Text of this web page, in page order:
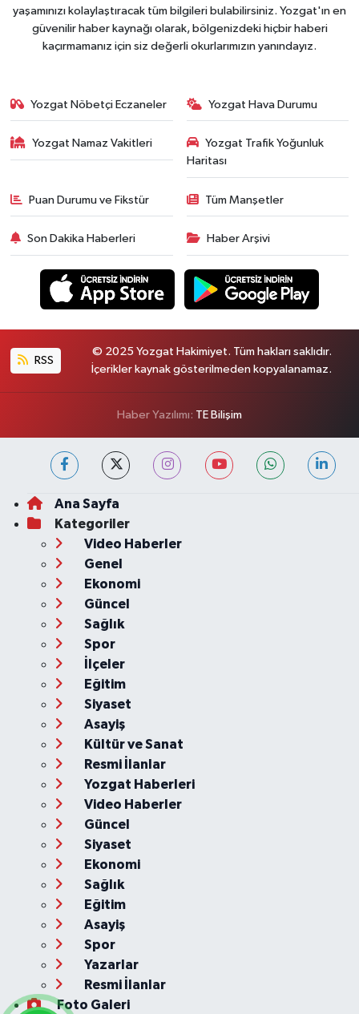
yaşamınızı kolaylaştıracak tüm bilgileri bulabilirsiniz. Yozgat'ın en
güvenilir haber kaynağı olarak, bölgenizdeki hiçbir haberi
kaçırmamanız için siz değerli okurlarımızın yanındayız.
Yozgat Nöbetçi Eczaneler Yozgat Hava Durumu
Yozgat Namaz Vakitleri
Yozgat Trafik Yoğunluk
Haritası
Puan Durumu ve Fikstür Tüm Manşetler
Son Dakika Haberleri Haber Arşivi
RSS
© 2025 Yozgat Hakimiyet. Tüm hakları saklıdır.
İçerikler kaynak gösterilmeden kopyalanamaz.
Haber Yazılımı: TE Bilişim
Ana Sayfa
Kategoriler
Video Haberler
Genel
Ekonomi
Güncel
Sağlık
Spor
İlçeler
Eğitim
Siyaset
Asayiş
Kültür ve Sanat
Resmi İlanlar
Yozgat Haberleri
Video Haberler
Güncel
Siyaset
Ekonomi
Sağlık
Eğitim
Asayiş
Spor
Yazarlar
Resmi İlanlar
Foto Galeri